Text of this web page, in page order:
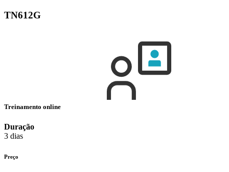
TN612G
Treinamento online
Duração
3 dias
Preço